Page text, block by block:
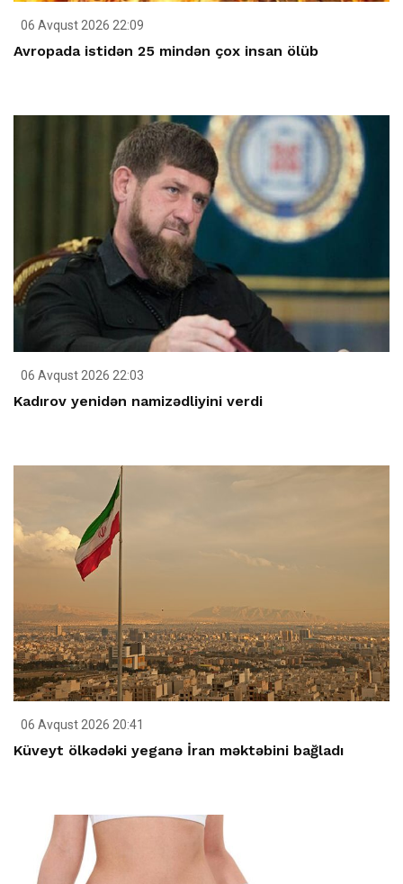
06 Avqust 2026 22:09
Avropada istidən 25 mindən çox insan ölüb
06 Avqust 2026 22:03
Kadırov yenidən namizədliyini verdi
06 Avqust 2026 20:41
Küveyt ölkədəki yeganə İran məktəbini bağladı